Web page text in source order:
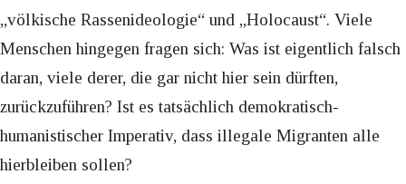
„völkische Rassenideologie“ und „Holocaust“. Viele
Menschen hingegen fragen sich: Was ist eigentlich falsch
daran, viele derer, die gar nicht hier sein dürften,
zurückzuführen? Ist es tatsächlich demokratisch-
humanistischer Imperativ, dass illegale Migranten alle
hierbleiben sollen?